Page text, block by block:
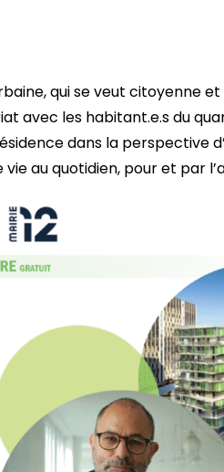
qui se veut citoyenne
avec les habitant.e.s du
dans la perspective
au quotidien, pour et par